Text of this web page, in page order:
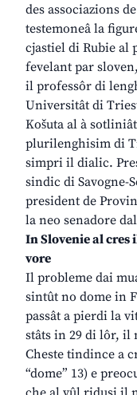
des associazions
testemoneâ la
cjastiel di Rubie al
fevelant par
il professôr di
Universitât di
Košuta al à
plurilenghisim di
simpri il dialic.
sindic di Savogne-
president de
la neo senadore
In Slovenie al
vore
Il probleme dai
sintût no dome in
passât a pierdi la
stâts in 29 di lôr, il
Cheste tindince a
“dome” 13) e